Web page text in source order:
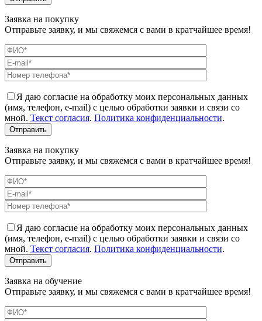
Заявка на покупку
Отправьте заявку, и мы свяжемся с вами в кратчайшее время!
Я даю согласие на обработку моих персональных данных
(имя, телефон, e-mail) с целью обработки заявки и связи со
мной. Текст согласия. Политика конфиденциальности.
Заявка на покупку
Отправьте заявку, и мы свяжемся с вами в кратчайшее время!
Я даю согласие на обработку моих персональных данных
(имя, телефон, e-mail) с целью обработки заявки и связи со
мной. Текст согласия. Политика конфиденциальности.
Заявка на обучение
Отправьте заявку, и мы свяжемся с вами в кратчайшее время!